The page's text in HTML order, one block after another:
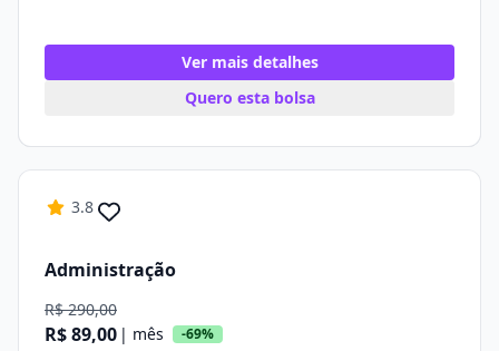
Ver mais detalhes
Quero esta bolsa
3.8
Administração
R$ 290,00
R$ 89,00 | mês -69%